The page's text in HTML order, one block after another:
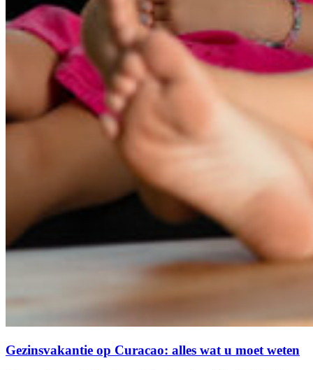
Gezinsvakantie op Curacao: alles wat u moet weten